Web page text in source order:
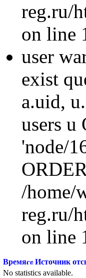
reg.ru/
on line
user
exist
a.uid,
users u
'node/
/home/
reg.ru/
on line
Время Источник
No statistics available.